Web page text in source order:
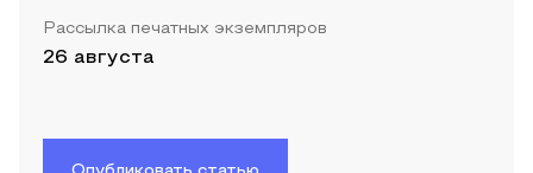
Рассылка печатных экземпляров
26 августа